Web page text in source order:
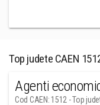
Top judete CAEN
Agenti
Cod CAEN: 1512 - Top